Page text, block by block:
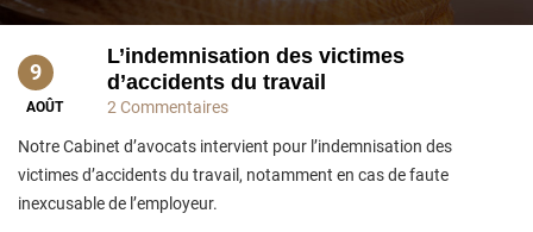
9
AOÛT
L’indemnisation des victimes
d’accidents du travail
2 Commentaires
Notre Cabinet d’avocats intervient pour l’indemnisation des
victimes d’accidents du travail, notamment en cas de faute
inexcusable de l’employeur.